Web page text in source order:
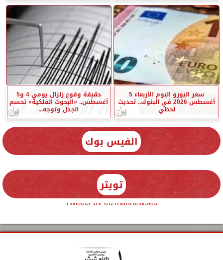
سعر اليورو اليوم الأربعاء 5
أغسطس 2026 في البنوك.. تحديث
لحظي
حقيقة وقوع زلزال يومي 4 و5
أغسطس.. «البحوث الفلكية» تحسم
الجدل وتوجه...
الفيس بوك
تويتر
Tweets by elzmannewseg